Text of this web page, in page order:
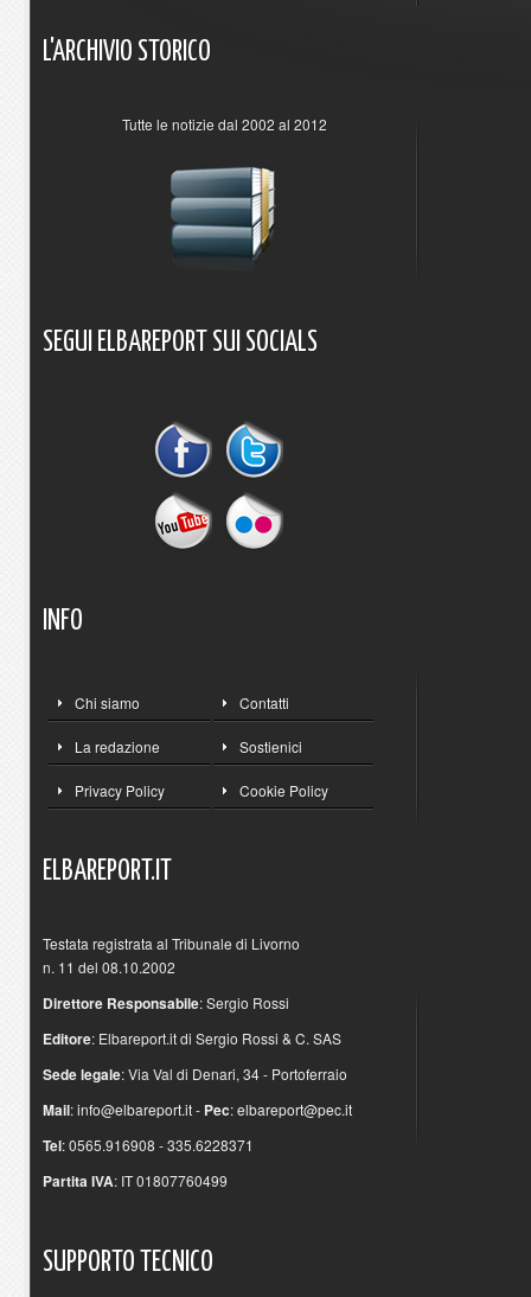
L'ARCHIVIO STORICO
Tutte le notizie dal 2002 al 2012
SEGUI ELBAREPORT SUI SOCIALS
INFO
Chi siamo Contatti
La redazione Sostienici
Privacy Policy Cookie Policy
ELBAREPORT.IT
Testata registrata al Tribunale di Livorno
n. 11 del 08.10.2002
Direttore Responsabile: Sergio Rossi
Editore: Elbareport.it di Sergio Rossi & C. SAS
Sede legale: Via Val di Denari, 34 - Portoferraio
Mail:info@elbareport.it- Pec:elbareport@pec.it
Tel: 0565.916908 - 335.6228371
Partita IVA: IT 01807760499
SUPPORTO TECNICO